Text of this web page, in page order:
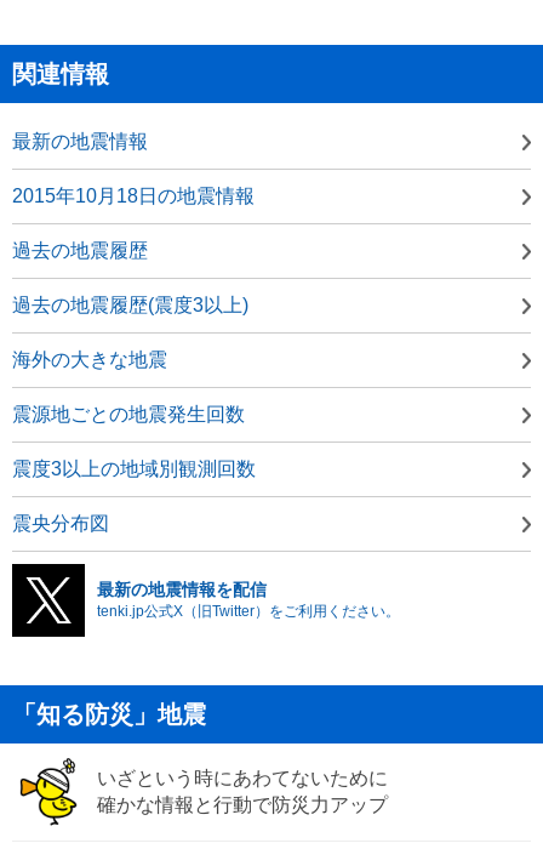
関連情報
最新の地震情報
2015年10月18日の地震情報
過去の地震履歴
過去の地震履歴(震度3以上)
海外の大きな地震
震源地ごとの地震発生回数
震度3以上の地域別観測回数
震央分布図
最新の地震情報を配信
tenki.jp公式X（旧Twitter）をご利用ください。
「知る防災」地震
いざという時にあわてないために
確かな情報と行動で防災力アップ